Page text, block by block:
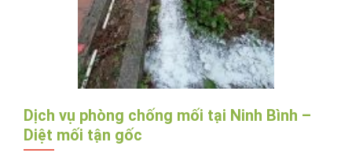
Nội
Dịch vụ phòng chống mối tại Ninh Bình –
Diệt mối tận gốc